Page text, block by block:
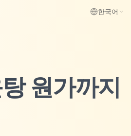
한국어
원가까지